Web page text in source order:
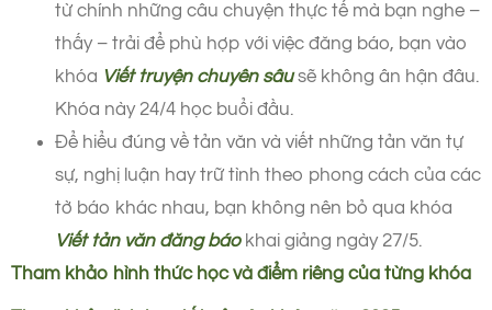
từ chính những câu chuyện thực tế mà bạn nghe –
thấy – trải để phù hợp với việc đăng báo, bạn vào
khóa Viết truyện chuyên sâusẽ không ân hận đâu.
Khóa này 24/4 học buổi đầu.
Để hiểu đúng về tản văn và viết những tản văn tự
sự, nghị luận hay trữ tình theo phong cách của các
tờ báo khác nhau, bạn không nên bỏ qua khóa
Viết tản văn đăng báokhai giảng ngày 27/5.
Tham khảo hình thức học và điểm riêng của từng khóa